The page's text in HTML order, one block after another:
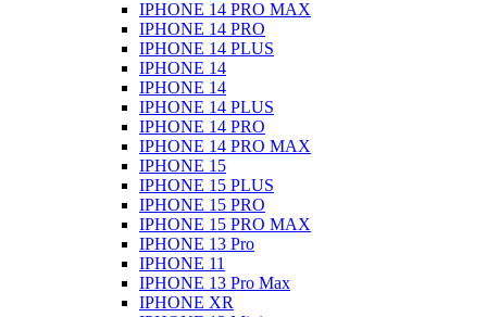
IPHONE 14 PRO MAX
IPHONE 14 PRO
IPHONE 14 PLUS
IPHONE 14
IPHONE 14
IPHONE 14 PLUS
IPHONE 14 PRO
IPHONE 14 PRO MAX
IPHONE 15
IPHONE 15 PLUS
IPHONE 15 PRO
IPHONE 15 PRO MAX
IPHONE 13 Pro
IPHONE 11
IPHONE 13 Pro Max
IPHONE XR